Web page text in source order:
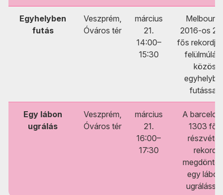
Egyhelyben
futás
Veszprém,
Óváros tér
március
21.
14:00–
15:30
2016-os
fős
közös
futással.
Egy lábon
ugrálás
Veszprém,
Óváros tér
március
21.
16:00–
17:30
A
1303 fős
részvételi
rekord
egy lábon